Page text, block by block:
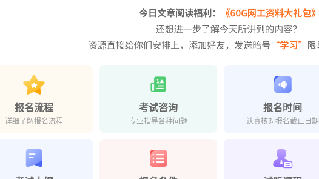
报名流程
详细了解报名流程
考试咨询
专业指导各种问题
报名时间
认真核对报名截止日期